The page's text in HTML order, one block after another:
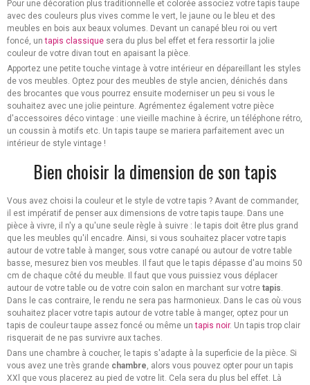
Pour une décoration plus traditionnelle et colorée associez votre tapis taupe
avec des couleurs plus vives comme le vert, le jaune ou le bleu et des
meubles en bois aux beaux volumes. Devant un canapé bleu roi ou vert
foncé, untapis classique sera du plus bel effet et fera ressortir la jolie
couleur de votre divan tout en apaisant la pièce.
Apportez une petite touche vintage à votre intérieur en dépareillant les styles
de vos meubles. Optez pour des meubles de style ancien, dénichés dans
des brocantes que vous pourrez ensuite moderniser un peu si vous le
souhaitez avec une jolie peinture. Agrémentez également votre pièce
d'accessoires déco vintage : une vieille machine à écrire, un téléphone rétro,
un coussin à motifs etc. Un tapis taupe se mariera parfaitement avec un
intérieur de style vintage !
Bien choisir la dimension de son tapis
Vous avez choisi la couleur et le style de votre tapis ? Avant de commander,
il est impératif de penser aux dimensions de votre tapis taupe. Dans une
pièce à vivre, il n'y a qu'une seule règle à suivre : le tapis doit être plus grand
que les meubles qu'il encadre. Ainsi, si vous souhaitez placer votre tapis
autour de votre table à manger, sous votre canapé ou autour de votre table
basse, mesurez bien vos meubles. Il faut que le tapis dépasse d'au moins 50
cm de chaque côté du meuble. Il faut que vous puissiez vous déplacer
autour de votre table ou de votre coin salon en marchant sur votre tapis.
Dans le cas contraire, le rendu ne sera pas harmonieux. Dans le cas où vous
souhaitez placer votre tapis autour de votre table à manger, optez pour un
tapis de couleur taupe assez foncé ou même untapis noir. Un tapis trop clair
risquerait de ne pas survivre aux taches.
Dans une chambre à coucher, le tapis s'adapte à la superficie de la pièce. Si
vous avez une très grande chambre, alors vous pouvez opter pour un tapis
XXl que vous placerez au pied de votre lit. Cela sera du plus bel effet. Là